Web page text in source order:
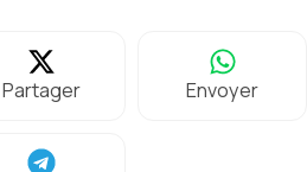
Partager Envoyer